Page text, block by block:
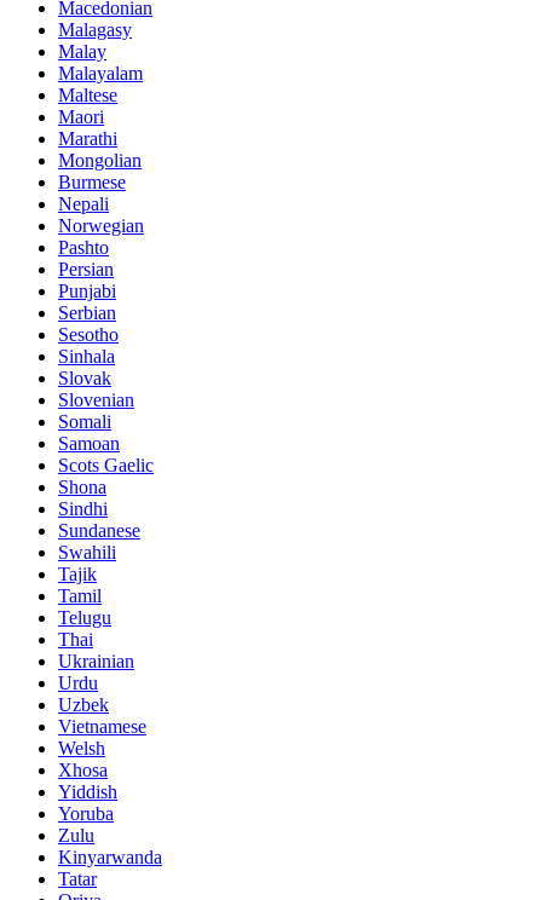
Macedonian
Malagasy
Malay
Malayalam
Maltese
Maori
Marathi
Mongolian
Burmese
Nepali
Norwegian
Pashto
Persian
Punjabi
Serbian
Sesotho
Sinhala
Slovak
Slovenian
Somali
Samoan
Scots Gaelic
Shona
Sindhi
Sundanese
Swahili
Tajik
Tamil
Telugu
Thai
Ukrainian
Urdu
Uzbek
Vietnamese
Welsh
Xhosa
Yiddish
Yoruba
Zulu
Kinyarwanda
Tatar